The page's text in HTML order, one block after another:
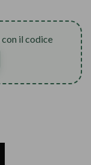
con il codice